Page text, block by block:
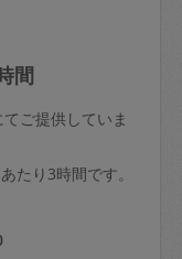
間
ご提供していま
たり3時間です。